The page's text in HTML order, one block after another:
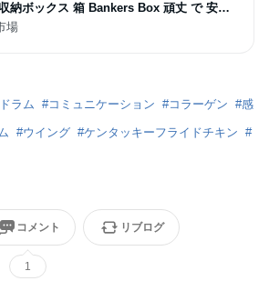
納ボックス 箱 Bankers Box 頑丈 で 安い
ーズ 白 黒 引き出し 本 洋服 CD A4 書類
場
ドラム #コミュニケーション #コラーゲン #感
#ウイング #ケンタッキーフライドチキン #
コメント
1
リブログ